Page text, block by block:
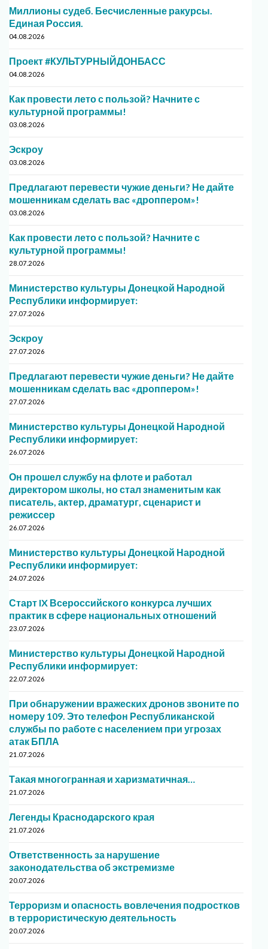
Миллионы судеб. Бесчисленные ракурсы.
Единая Россия.
04.08.2026
Проект #КУЛЬТУРНЫЙДОНБАСС
04.08.2026
Как провести лето с пользой? Начните с
культурной программы!
03.08.2026
Эскроу
03.08.2026
Предлагают перевести чужие деньги? Не дайте
мошенникам сделать вас «дроппером»!
03.08.2026
Как провести лето с пользой? Начните с
культурной программы!
28.07.2026
Министерство культуры Донецкой Народной
Республики информирует:
27.07.2026
Эскроу
27.07.2026
Предлагают перевести чужие деньги? Не дайте
мошенникам сделать вас «дроппером»!
27.07.2026
Министерство культуры Донецкой Народной
Республики информирует:
26.07.2026
Он прошел службу на флоте и работал
директором школы, но стал знаменитым как
писатель, актер, драматург, сценарист и
режиссер
26.07.2026
Министерство культуры Донецкой Народной
Республики информирует:
24.07.2026
Старт IX Всероссийского конкурса лучших
практик в сфере национальных отношений
23.07.2026
Министерство культуры Донецкой Народной
Республики информирует:
22.07.2026
При обнаружении вражеских дронов звоните по
номеру 109. Это телефон Республиканской
службы по работе с населением при угрозах
атак БПЛА
21.07.2026
Такая многогранная и харизматичная…
21.07.2026
Легенды Краснодарского края
21.07.2026
Ответственность за нарушение
законодательства об экстремизме
20.07.2026
Терроризм и опасность вовлечения подростков
в террористическую деятельность
20.07.2026